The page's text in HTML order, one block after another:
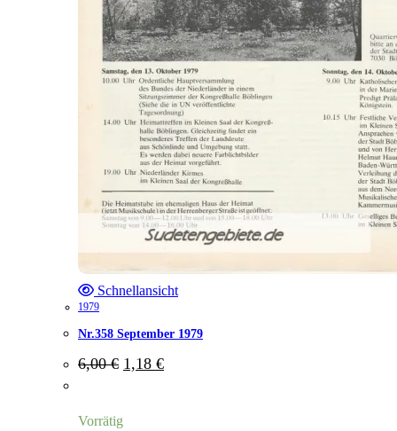
Schnellansicht
1979
Nr.358 September 1979
6,00€ Ursprünglicher
Preis
1,18 €Aktueller
Preis
Vorrätig